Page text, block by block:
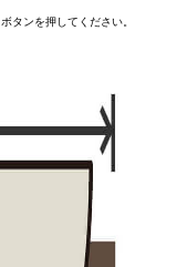
タンを押してください。